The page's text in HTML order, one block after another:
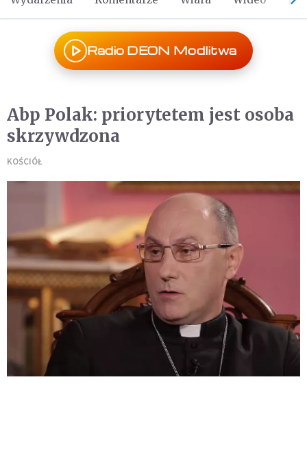
Radio DEON Modlitwa
Abp Polak: priorytetem jest osoba
skrzywdzona
KOŚCIÓŁ